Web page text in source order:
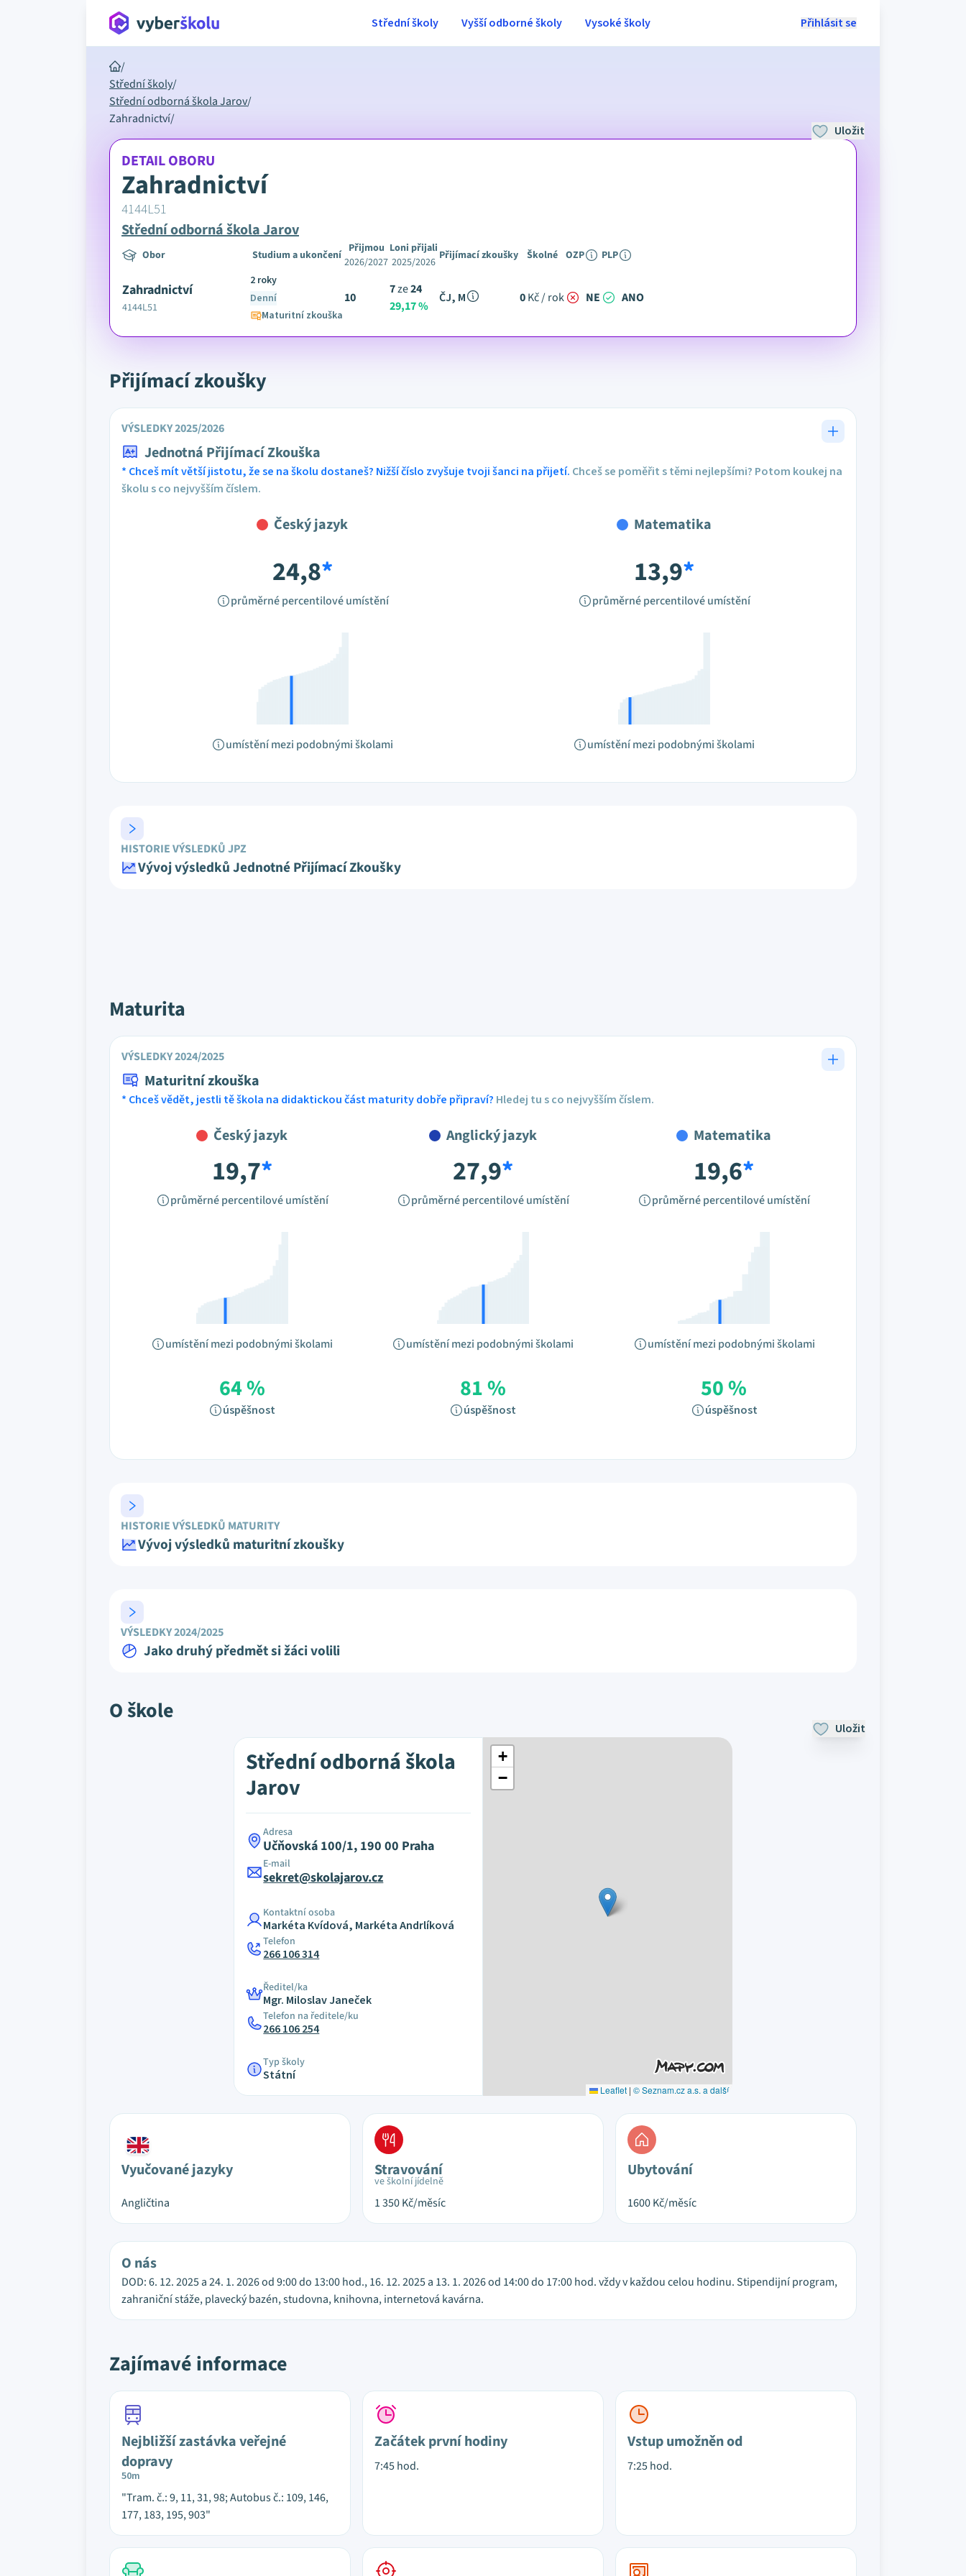
Přihlásit se
Střední školy Vyšší odborné školy Vysoké školy
/
Střední školy/
Střední odborná škola Jarov/
Zahradnictví/
DETAIL OBORU
Zahradnictví
4144L51
Střední odborná škola Jarov
Obor Studium a ukončení Přijmou
2026/2027
Loni přijali
2025/2026 Přijímací zkoušky Školné OZP PLP
Zahradnictví
4144L51
2 roky
Denní
Maturitní zkouška
10
7ze24
29,17 %
ČJ, M 0Kč / rok NE ANO
Uložit
Přijímací zkoušky
VÝSLEDKY 2025/2026
Jednotná Přijímací Zkouška
* Chceš mít větší jistotu, že se na školu dostaneš? Nižší číslo zvyšuje tvoji šanci na přijetí. Chceš se poměřit s těmi nejlepšími? Potom koukej na
školu s co nejvyšším číslem.
Český jazyk
24,8*
průměrné percentilové umístění
umístění mezi podobnými školami
Matematika
13,9*
průměrné percentilové umístění
umístění mezi podobnými školami
HISTORIE VÝSLEDKŮ JPZ
Vývoj výsledků Jednotné Přijímací Zkoušky
Maturita
VÝSLEDKY 2024/2025
Maturitní zkouška
* Chceš vědět, jestli tě škola na didaktickou část maturity dobře připraví? Hledej tu s co nejvyšším číslem.
Český jazyk
19,7*
průměrné percentilové umístění
umístění mezi podobnými školami
64 %
úspěšnost
Anglický jazyk
27,9*
průměrné percentilové umístění
umístění mezi podobnými školami
81 %
úspěšnost
Matematika
19,6*
průměrné percentilové umístění
umístění mezi podobnými školami
50 %
úspěšnost
HISTORIE VÝSLEDKŮ MATURITY
Vývoj výsledků maturitní zkoušky
VÝSLEDKY 2024/2025
Jako druhý předmět si žáci volili
O škole
Uložit
Střední odborná škola
Jarov
Adresa
Učňovská 100/1, 190 00 Praha
E-mail
sekret@skolajarov.cz
Kontaktní osoba
Markéta Kvídová, Markéta Andrlíková
Telefon
266 106 314
Ředitel/ka
Mgr. Miloslav Janeček
Telefon na ředitele/ku
266 106 254
Typ školy
Státní
+
−
Leaflet | © Seznam.cz a.s. a další
Vyučované jazyky
Angličtina
Stravování
ve školní jídelně
1 350Kč/měsíc
Ubytování
1600Kč/měsíc
O nás
DOD: 6. 12. 2025 a 24. 1. 2026 od 9:00 do 13:00 hod., 16. 12. 2025 a 13. 1. 2026 od 14:00 do 17:00 hod. vždy v každou celou hodinu. Stipendijní program,
zahraniční stáže, plavecký bazén, studovna, knihovna, internetová kavárna.
Zajímavé informace
Nejbližší zastávka veřejné
dopravy
50m
"Tram. č.: 9, 11, 31, 98; Autobus č.: 109, 146,
177, 183, 195, 903"
Začátek první hodiny
7:45 hod.
Vstup umožněn od
7:25 hod.